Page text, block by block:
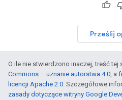
Prześlij
O ile nie stwierdzono inaczej, treść tej
Commons – uznanie autorstwa 4.0, a
licencji Apache 2.0. Szczegółowe
zasady dotyczące witryny Google